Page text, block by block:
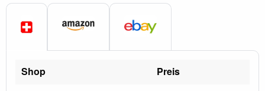
Shop Preis